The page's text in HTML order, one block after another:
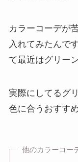
カラーコーデが
入れてみたんで
て最近はグリー
実際にしてるグ
色に合うおすす
他のカラーコー